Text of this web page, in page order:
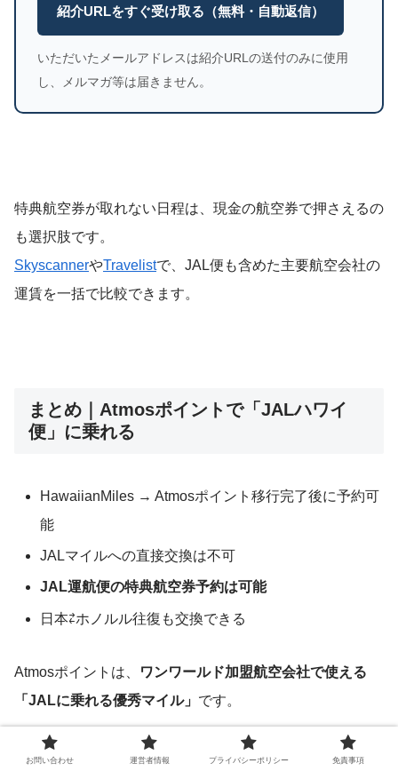
紹介URLをすぐ受け取る（無料・自動返信）
いただいたメールアドレスは紹介URLの送付のみに使用
し、メルマガ等は届きません。
特典航空券が取れない日程は、現金の航空券で押さえるの
も選択肢です。
SkyscannerやTravelistで、JAL便も含めた主要航空会社の
運賃を一括で比較できます。
まとめ｜Atmosポイントで「JALハワイ
便」に乗れる
HawaiianMiles → Atmosポイント移行完了後に予約可
能
JALマイルへの直接交換は不可
JAL運航便の特典航空券予約は可能
日本⇄ホノルル往復も交換できる
Atmosポイントは、
ワンワールド加盟航空会社で使える
「JALに乗れる優秀マイル」 です。
一度貯めてしまえば有効期限もなく、使い方次第で価値を
お問い合わせ 運営者情報 プライバシーポリシー 免責事項